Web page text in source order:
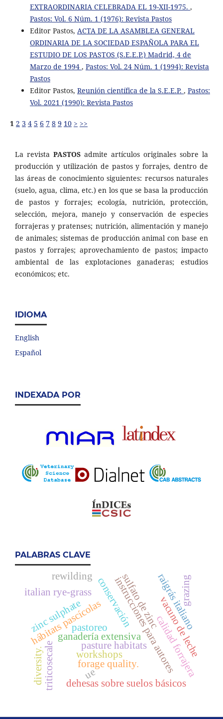
EXTRAORDINARIA CELEBRADA EL 19-XII-1975. ,
Pastos: Vol. 6 Núm. 1 (1976): Revista Pastos
Editor Pastos, ACTA DE LA ASAMBLEA GENERAL
ORDINARIA DE LA SOCIEDAD ESPAÑOLA PARA EL
ESTUDIO DE LOS PASTOS (S.E.E.P.) Madrid, 4 de
Marzo de 1994 , Pastos: Vol. 24 Núm. 1 (1994): Revista
Pastos
Editor Pastos, Reunión científica de la S.E.E.P. , Pastos:
Vol. 2021 (1990): Revista Pastos
1 2 3 4 5 6 7 8 9 10 > >>
La revista PASTOS admite artículos originales sobre la
producción y utilización de pastos y forrajes, dentro de
las áreas de conocimiento siguientes: recursos naturales
(suelo, agua, clima, etc.) en los que se basa la producción
de pastos y forrajes; ecología, nutrición, protección,
selección, mejora, manejo y conservación de especies
forrajeras y pratenses; nutrición, alimentación y manejo
de animales; sistemas de producción animal con base en
pastos y forrajes; aprovechamiento de pastos; impacto
ambiental de las explotaciones ganaderas; estudios
económicos; etc.
IDIOMA
English
Español
INDEXADA POR
PALABRAS CLAVE
instrucciones para autores
conservación
ganadería extensiva
hábitats pascícolaspasture habitats
workshops
sulfato de zinc
triticosecale calidad forrajera
zinc sulphate
forage quality.
vacuno de leche
raigrás italiano
italian rye-grass
dehesas sobre suelos básicos
pastoreo
grazing
diversity. ue
rewilding